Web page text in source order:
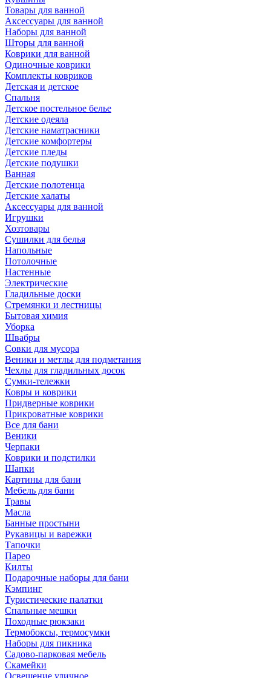
Товары для ванной
Аксессуары для ванной
Наборы для ванной
Шторы для ванной
Коврики для ванной
Одиночные коврики
Комплекты ковриков
Детская и детское
Спальня
Детское постельное белье
Детские одеяла
Детские наматрасники
Детские комфортеры
Детские пледы
Детские подушки
Ванная
Детские полотенца
Детские халаты
Аксессуары для ванной
Игрушки
Хозтовары
Сушилки для белья
Напольные
Потолочные
Настенные
Электрические
Гладильные доски
Стремянки и лестницы
Бытовая химия
Уборка
Швабры
Совки для мусора
Веники и метлы для подметания
Чехлы для гладильных досок
Сумки-тележки
Ковры и коврики
Придверные коврики
Прикроватные коврики
Все для бани
Веники
Черпаки
Коврики и подстилки
Шапки
Картины для бани
Мебель для бани
Травы
Масла
Банные простыни
Рукавицы и варежки
Тапочки
Парео
Килты
Подарочные наборы для бани
Кэмпинг
Туристические палатки
Спальные мешки
Походные рюкзаки
Термобоксы, термосумки
Наборы для пикника
Садово-парковая мебель
Скамейки
Освещение уличное